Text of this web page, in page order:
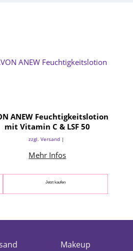
ANEW Feuchtigkeitslotion
mit Vitamin C & LSF 50
zzgl. Versand
Mehr Infos
Jetzt kaufen
Makeup